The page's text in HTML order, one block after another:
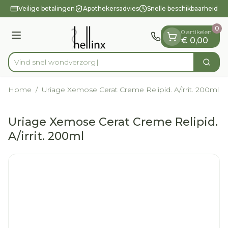
Ga naar de inhoud
1 van 1
Veilige betalingen Apothekersadvies Snelle beschikbaarheid
Menu
Product, merk, categorie...
Vind snel wo Zoek
0 artikelen
€ 0,00
0
Home / Uriage Xemose Cerat Creme Relipid. A/irrit. 200ml
Uriage Xemose Cerat Creme Relipid.
A/irrit. 200ml